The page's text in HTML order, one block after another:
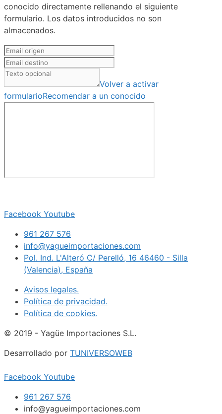
conocido directamente rellenando el siguiente
formulario. Los datos introducidos no son
almacenados.
Volver a activar
formularioRecomendar a un conocido
Facebook Youtube
961 267 576
info@yagueimportaciones.com
Pol. Ind. L'Alteró C/ Perelló, 16 46460 - Silla
(Valencia), España
Avisos legales.
Política de privacidad.
Política de cookies.
© 2019 - Yagüe Importaciones S.L.
Desarrollado por TUNIVERSOWEB
Facebook Youtube
961 267 576
info@yagueimportaciones.com